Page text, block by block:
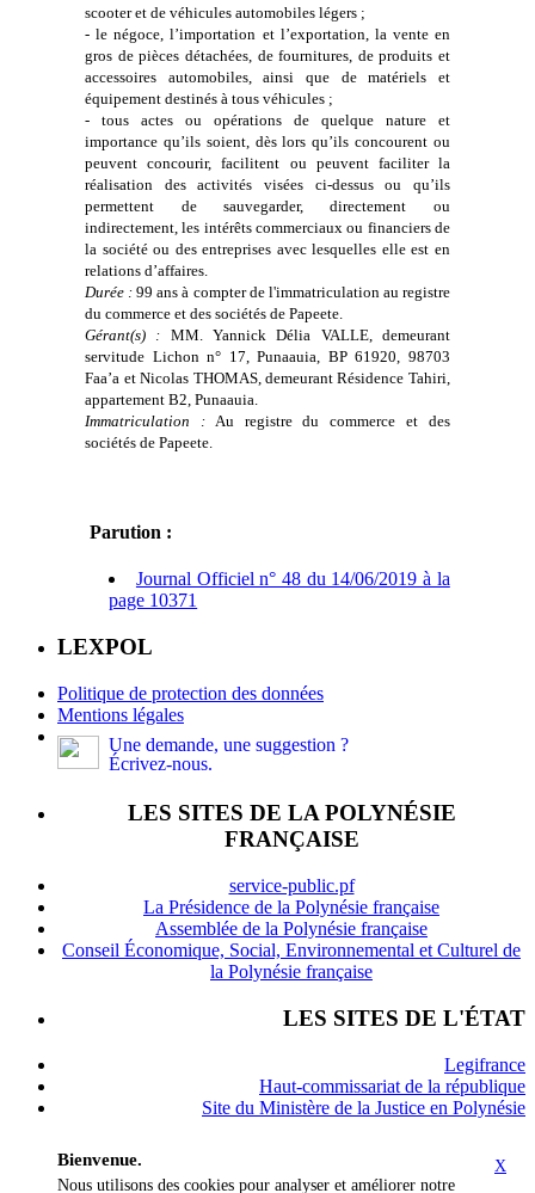
scooter et de véhicules automobiles légers ;
- le négoce, l’importation et l’exportation, la vente en
gros de pièces détachées, de fournitures, de produits et
accessoires automobiles, ainsi que de matériels et
équipement destinés à tous véhicules ;
- tous actes ou opérations de quelque nature et
importance qu’ils soient, dès lors qu’ils concourent ou
peuvent concourir, facilitent ou peuvent faciliter la
réalisation des activités visées ci-dessus ou qu’ils
permettent de sauvegarder, directement ou
indirectement, les intérêts commerciaux ou financiers de
la société ou des entreprises avec lesquelles elle est en
relations d’affaires.
Durée : 99 ans à compter de l'immatriculation au registre
du commerce et des sociétés de Papeete.
Gérant(s) : MM. Yannick Délia VALLE, demeurant
servitude Lichon n° 17, Punaauia, BP 61920, 98703
Faa’a et Nicolas THOMAS, demeurant Résidence Tahiri,
appartement B2, Punaauia.
Immatriculation : Au registre du commerce et des
sociétés de Papeete.
Parution :
Journal Officiel n° 48 du 14/06/2019 à la
page 10371
LEXPOL
Politique de protection des données
Mentions légales
Une demande, une suggestion ?
Écrivez-nous.
LES SITES DE LA POLYNÉSIE
FRANÇAISE
service-public.pf
La Présidence de la Polynésie française
Assemblée de la Polynésie française
Conseil Économique, Social, Environnemental et Culturel de
la Polynésie française
LES SITES DE L'ÉTAT
Legifrance
Haut-commissariat de la république
Site du Ministère de la Justice en Polynésie
X
Bienvenue.
Nous utilisons des cookies pour analyser et améliorer notre